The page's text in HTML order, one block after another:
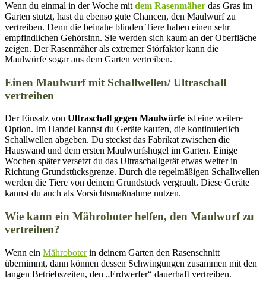
Wenn du einmal in der Woche mit dem Rasenmäher das Gras im
Garten stutzt, hast du ebenso gute Chancen, den Maulwurf zu
vertreiben. Denn die beinahe blinden Tiere haben einen sehr
empfindlichen Gehörsinn. Sie werden sich kaum an der Oberfläche
zeigen. Der Rasenmäher als extremer Störfaktor kann die
Maulwürfe sogar aus dem Garten vertreiben.
Einen Maulwurf mit Schallwellen/ Ultraschall
vertreiben
Der Einsatz von Ultraschall gegen Maulwürfe ist eine weitere
Option. Im Handel kannst du Geräte kaufen, die kontinuierlich
Schallwellen abgeben. Du steckst das Fabrikat zwischen die
Hauswand und dem ersten Maulwurfshügel im Garten. Einige
Wochen später versetzt du das Ultraschallgerät etwas weiter in
Richtung Grundstücksgrenze. Durch die regelmäßigen Schallwellen
werden die Tiere von deinem Grundstück vergrault. Diese Geräte
kannst du auch als Vorsichtsmaßnahme nutzen.
Wie kann ein Mähroboter helfen, den Maulwurf zu
vertreiben?
Wenn ein Mähroboterin deinem Garten den Rasenschnitt
übernimmt, dann können dessen Schwingungen zusammen mit den
langen Betriebszeiten, den „Erdwerfer“ dauerhaft vertreiben.